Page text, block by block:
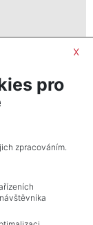
x
pro
zpracováním.